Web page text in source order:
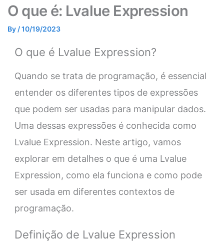
O que é: Lvalue Expression
By /10/19/2023
O que é Lvalue Expression?
Quando se trata de programação, é essencial
entender os diferentes tipos de expressões
que podem ser usadas para manipular dados.
Uma dessas expressões é conhecida como
Lvalue Expression. Neste artigo, vamos
explorar em detalhes o que é uma Lvalue
Expression, como ela funciona e como pode
ser usada em diferentes contextos de
programação.
Definição de Lvalue Expression